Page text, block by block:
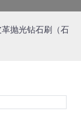
抛光钻石刷（石